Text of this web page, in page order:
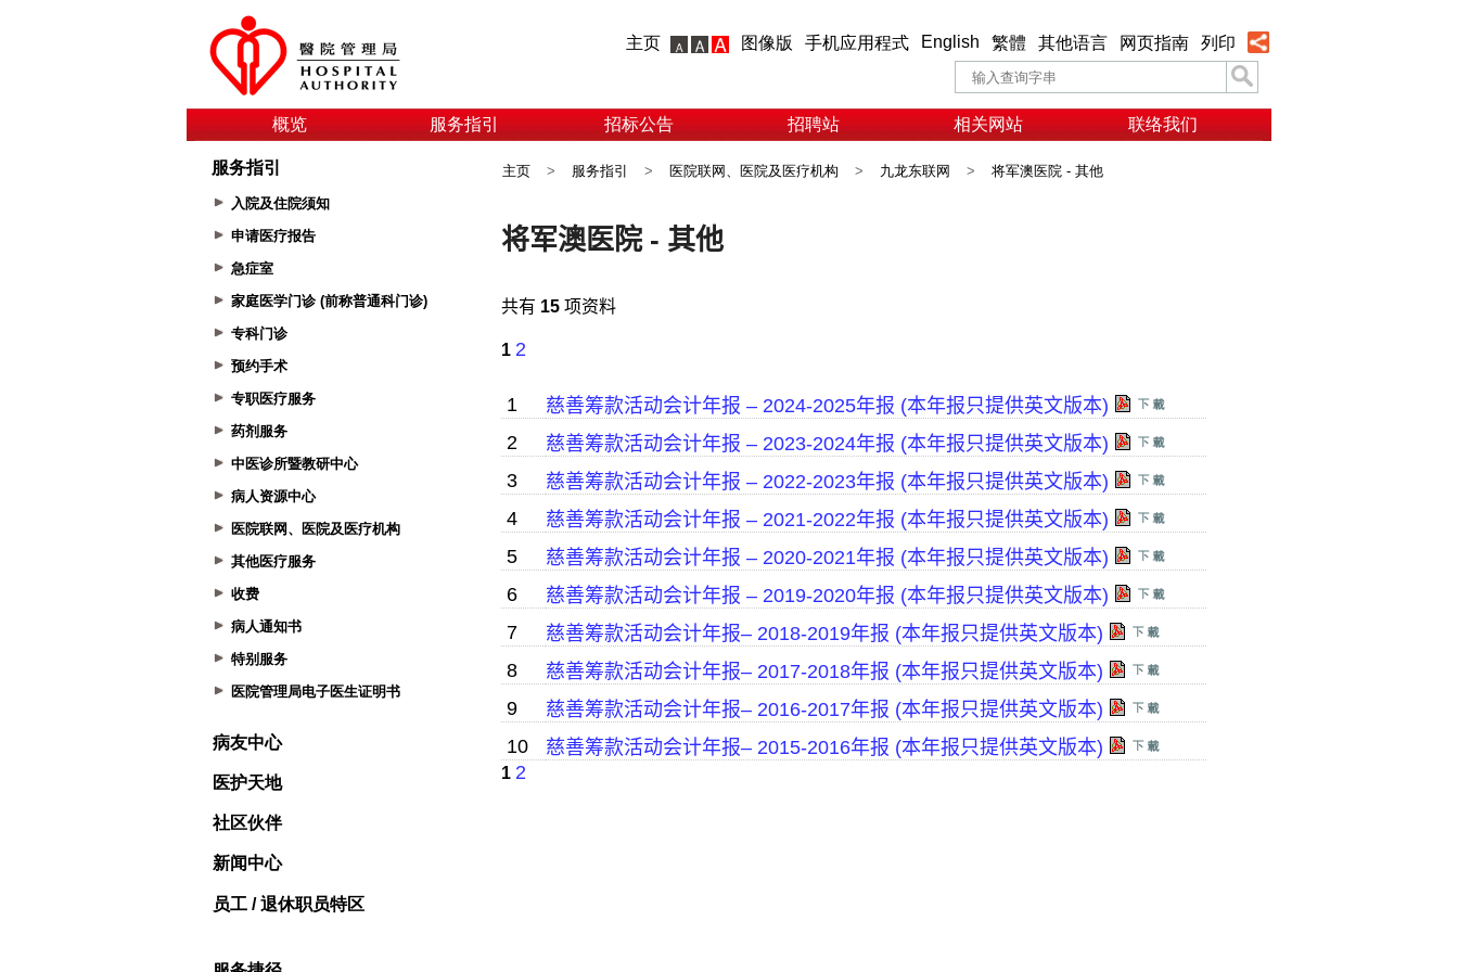
主页 图像版 手机应用程式 English 繁體 其他语言 网页指南 列印
概览 服务指引 招标公告 招聘站 相关网站 联络我们
服务指引
入院及住院须知
申请医疗报告
急症室
家庭医学门诊 (前称普通科门诊)
专科门诊
预约手术
专职医疗服务
药剂服务
中医诊所暨教研中心
病人资源中心
医院联网、医院及医疗机构
其他医疗服务
收费
病人通知书
特别服务
医院管理局电子医生证明书
病友中心
医护天地
社区伙伴
新闻中心
员工 / 退休职员特区
主页 > 服务指引 > 医院联网、医院及医疗机构 > 九龙东联网 > 将军澳医院 - 其他